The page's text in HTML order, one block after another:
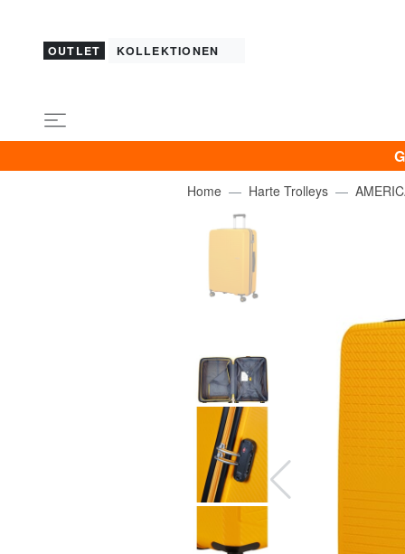
OUTLET KOLLEKTIONEN
Home Harte Trolleys